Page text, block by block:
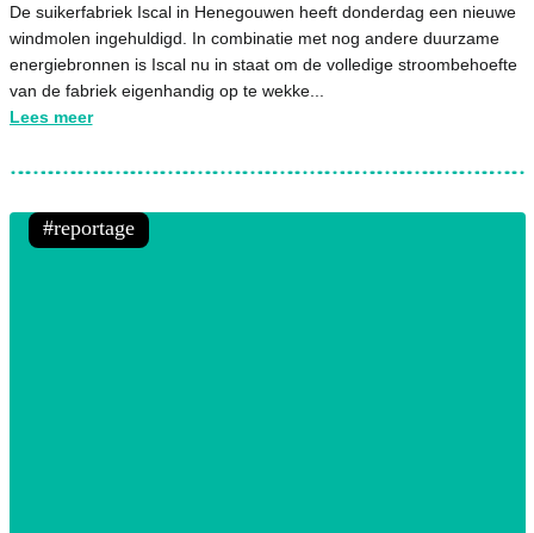
De suikerfabriek Iscal in Henegouwen heeft donderdag een nieuwe
windmolen ingehuldigd. In combinatie met nog andere duurzame
energiebronnen is Iscal nu in staat om de volledige stroombehoefte
van de fabriek eigenhandig op te wekke...
Lees meer
reportage